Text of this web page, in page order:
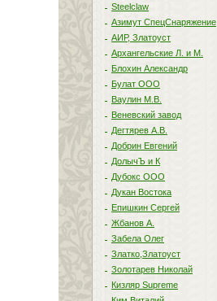
Steelclaw
Азимут СпецСнаряжение
АИР, Златоуст
Архангельские Л. и М.
Блохин Александр
Булат ООО
Ваулин М.В.
Веневский завод
Дегтярев А.В.
Добрин Евгений
ДолычЪ и К
Дубокс ООО
Дукан Востока
Епишкин Сергей
Жбанов А.
Забела Олег
Златко,Златоуст
Золотарев Николай
Кизляр Supreme